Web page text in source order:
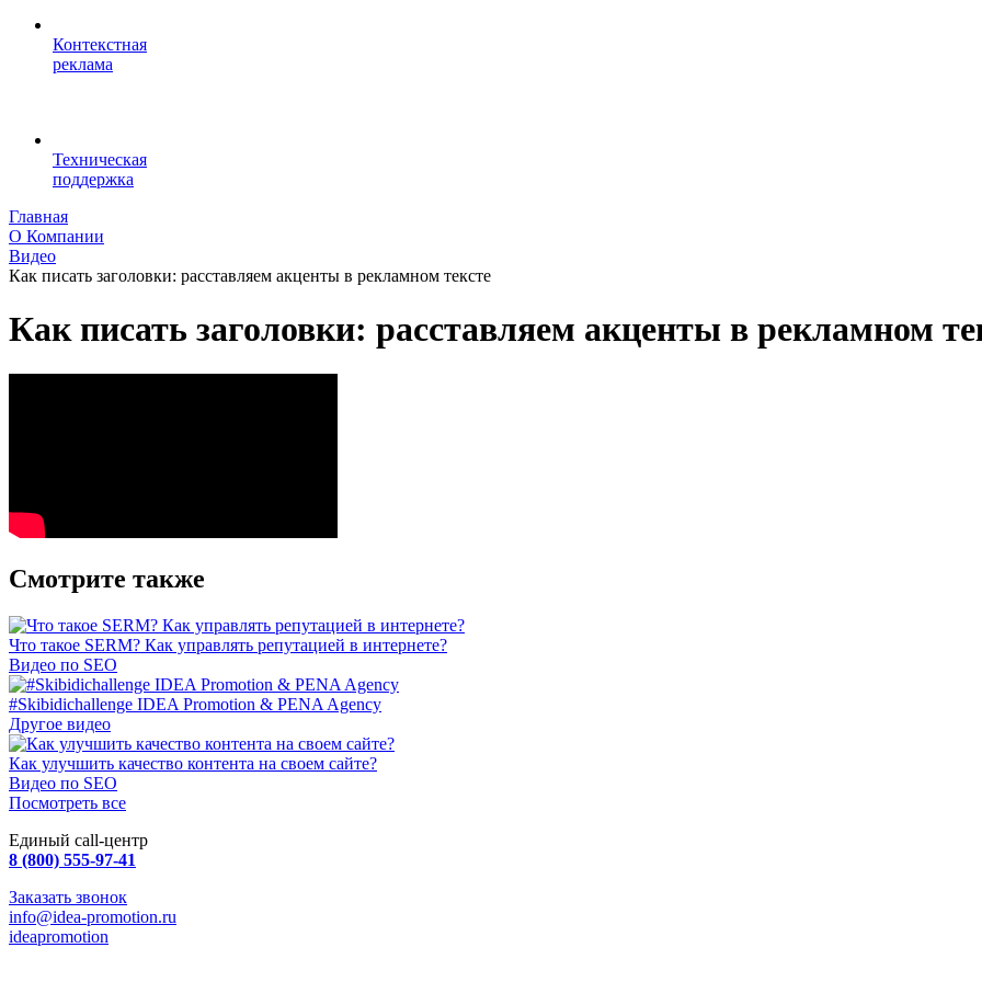
Контекстная
реклама
Техническая
поддержка
Главная
О Компании
Видео
Как писать заголовки: расставляем акценты в рекламном тексте
Как писать заголовки: расставляем акценты в рекламном
Смотрите также
Что такое SERM? Как управлять репутацией в интернете?
Видео по SEO
#Skibidichallenge IDEA Promotion & PENA Agency
Другое видео
Как улучшить качество контента на своем сайте?
Видео по SEO
Посмотреть все
Единый call-центр
8 (800) 555-97-41
Заказать звонок
info@idea-promotion.ru
ideapromotion